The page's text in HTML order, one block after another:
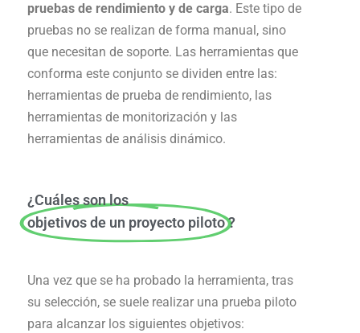
pruebas de rendimiento y de carga. Este tipo de
pruebas no se realizan de forma manual, sino
que necesitan de soporte. Las herramientas que
conforma este conjunto se dividen entre las:
herramientas de prueba de rendimiento, las
herramientas de monitorización y las
herramientas de análisis dinámico.
¿Cuáles son los
objetivos de un proyecto piloto?
Una vez que se ha probado la herramienta, tras
su selección, se suele realizar una prueba piloto
para alcanzar los siguientes objetivos: